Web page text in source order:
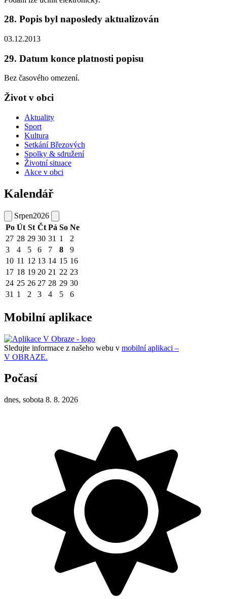
28. Popis byl naposledy aktualizován
03.12.2013
29. Datum konce platnosti popisu
Bez časového omezení.
Život v obci
Aktuality
Sport
Kultura
Setkání Březových
Spolky & sdružení
Životní situace
Akce v obci
Kalendář
Srpen2026
Po Út St Čt Pá So Ne
27 28 29 30 31 1
2
3
4 5 6 7 8
9
10 11 12 13 14 15 16
17 18 19 20 21 22 23
24 25 26 27 28 29 30
31 1 2 3 4 5 6
Mobilní aplikace
Sledujte informace z našeho webu v mobilní aplikaci –
V OBRAZE.
Počasí
dnes, sobota 8. 8. 2026